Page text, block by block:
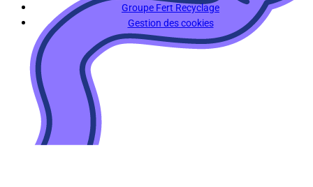
Groupe Fert Recyclage
Gestion des cookies